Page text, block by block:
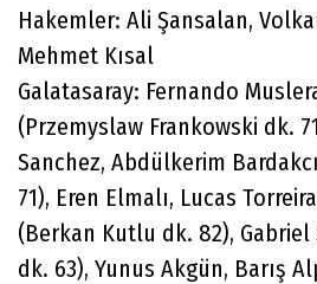
Hakemler: Ali Şansalan,
Mehmet Kısal
Galatasaray: Fernando
(Przemyslaw Frankowski dk.
Sanchez, Abdülkerim
71), Eren Elmalı, Lucas
(Berkan Kutlu dk. 82), Gabriel
dk. 63), Yunus Akgün, Barış